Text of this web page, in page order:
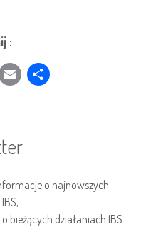
:
Email
o najnowszych
działaniach IBS.